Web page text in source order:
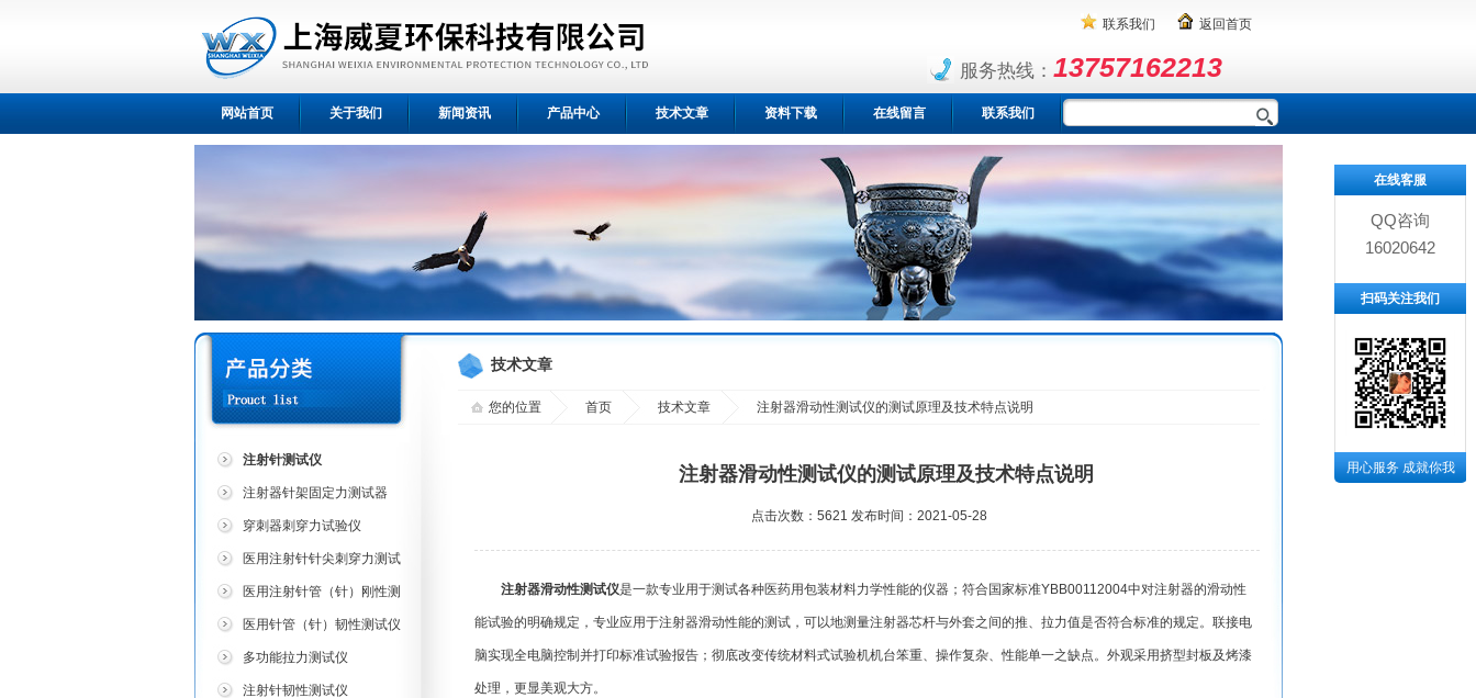
联系我们 返回首页
服务热线： 13757162213
网站首页 关于我们 新闻资讯 产品中心 技术文章 资料下载 在线留言 联系我们
注射针测试仪
注射器针架固定力测试器
穿刺器刺穿力试验仪
医用注射针针尖刺穿力测试
仪
医用注射针管（针）刚性测
试仪
医用针管（针）韧性测试仪
多功能拉力测试仪
注射针韧性测试仪
技术文章
您的位置 首页 技术文章 注射器滑动性测试仪的测试原理及技术特点说明
注射器滑动性测试仪的测试原理及技术特点说明
点击次数：5621 发布时间：2021-05-28
注射器滑动性测试仪是一款专业用于测试各种医药用包装材料力学性能的仪器；符合国家标准YBB00112004中对注射器的滑动性
能试验的明确规定，专业应用于注射器滑动性能的测试，可以地测量注射器芯杆与外套之间的推、拉力值是否符合标准的规定。联接电
脑实现全电脑控制并打印标准试验报告；彻底改变传统材料式试验机机台笨重、操作复杂、性能单一之缺点。外观采用挤型封板及烤漆
处理，更显美观大方。
在线客服
QQ咨询
16020642
扫码关注我们
用心服务 成就你我